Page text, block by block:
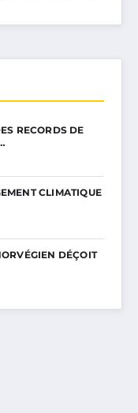
RECORDS DE
CLIMATIQUE
DÉÇOIT